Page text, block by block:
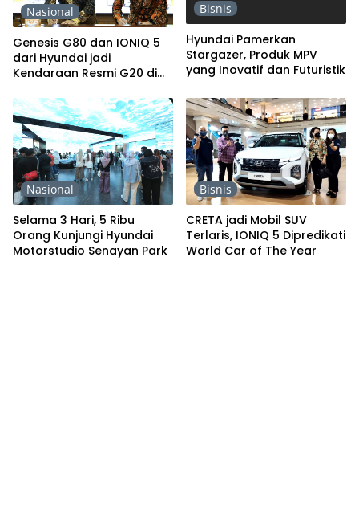
Nasional
Genesis G80 dan IONIQ 5
dari Hyundai jadi
Kendaraan Resmi G20 di
Bisnis
Hyundai Pamerkan
Stargazer, Produk MPV
yang Inovatif dan Futuristik
Nasional
Selama 3 Hari, 5 Ribu
Orang Kunjungi Hyundai
Motorstudio Senayan Park
Bisnis
CRETA jadi Mobil SUV
Terlaris, IONIQ 5 Dipredikati
World Car of The Year